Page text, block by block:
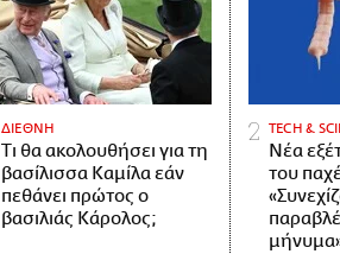
ΔΙΕΘΝΗ
Τι θα ακολουθήσει για τη
βασίλισσα Καμίλα εάν
πεθάνει πρώτος ο
βασιλιάς Κάρολος;
ΤECH &
Νέα
του